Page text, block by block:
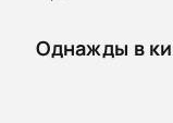
Однажды в